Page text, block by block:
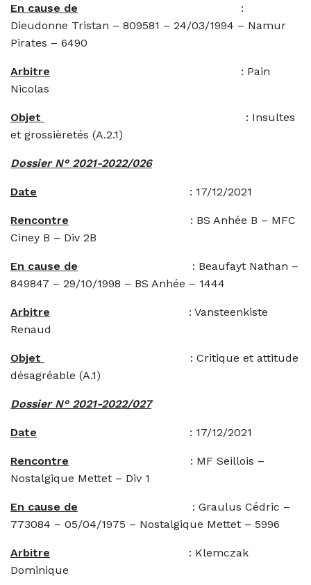
En cause de :
Dieudonne Tristan – 809581 – 24/03/1994 – Namur
Pirates – 6490
Arbitre : Pain
Nicolas
Objet
: Insultes
et grossièretés (A.2.1)
Dossier N° 2021-2022/026
Date : 17/12/2021
Rencontre : BS Anhée B – MFC
Ciney B – Div 2B
En cause de : Beaufayt Nathan –
849847 – 29/10/1998 – BS Anhée – 1444
Arbitre : Vansteenkiste
Renaud
Objet
: Critique et attitude
désagréable (A.1)
Dossier N° 2021-2022/027
Date : 17/12/2021
Rencontre : MF Seillois –
Nostalgique Mettet – Div 1
En cause de : Graulus Cédric –
773084 – 05/04/1975 – Nostalgique Mettet – 5996
Arbitre : Klemczak
Dominique